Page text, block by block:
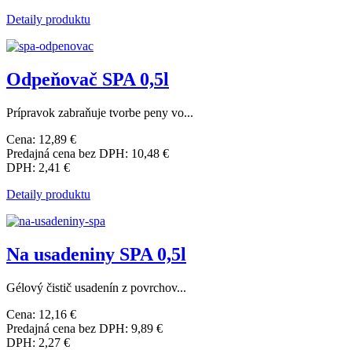
Detaily produktu
Odpeňovač SPA 0,5l
Prípravok zabraňuje tvorbe peny vo...
Cena: 12,89 €
Predajná cena bez DPH: 10,48 €
DPH: 2,41 €
Detaily produktu
Na usadeniny SPA 0,5l
Gélový čistič usadenín z povrchov...
Cena: 12,16 €
Predajná cena bez DPH: 9,89 €
DPH: 2,27 €